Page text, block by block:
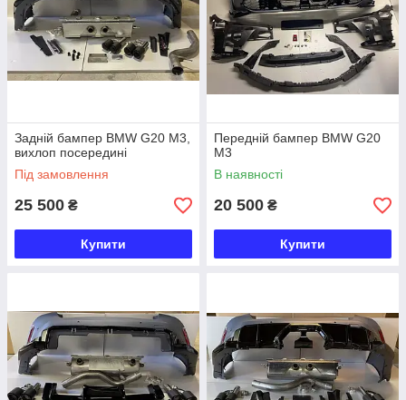
Задній бампер BMW G20 M3,
вихлоп посередині
Під замовлення
25 500 ₴
Купити
Передній бампер BMW G20
M3
В наявності
20 500 ₴
Купити